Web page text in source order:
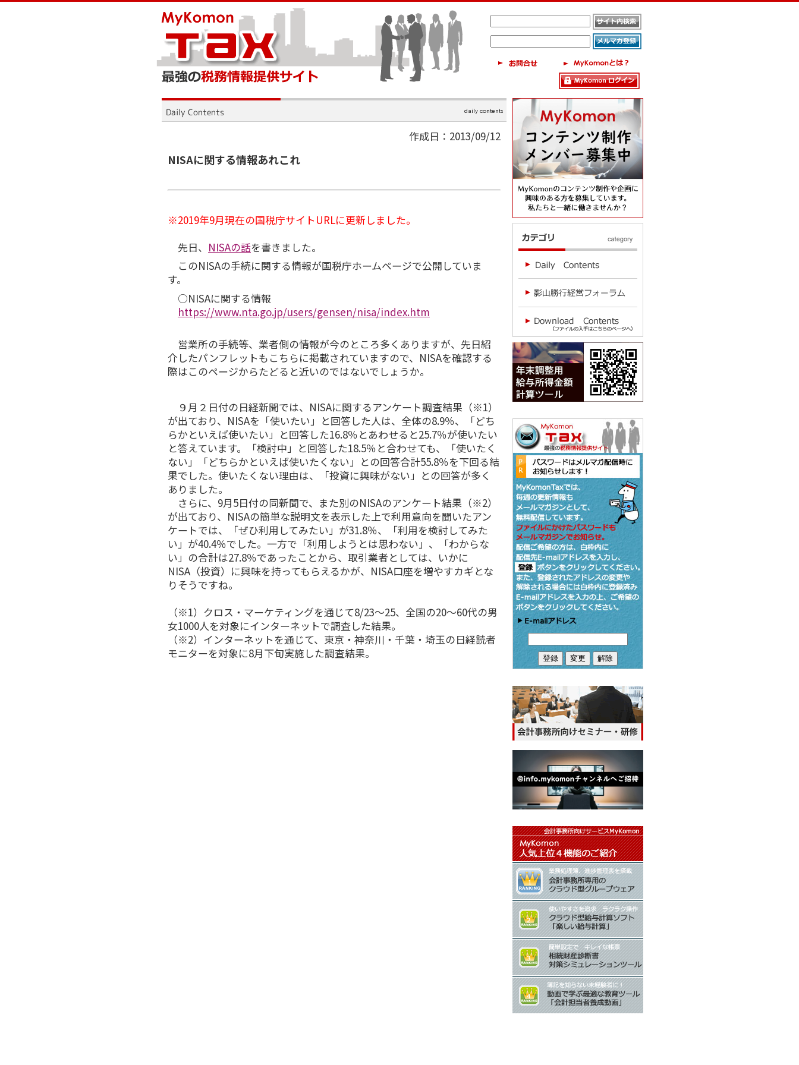
作成日：2013/09/12
NISAに関する情報あれこれ
※2019年9月現在の国税庁サイトURLに更新しました。
先日、 NISAの話を書きました。
このNISAの手続に関する情報が国税庁ホームページで公開していま
す。
○NISAに関する情報
https://www.nta.go.jp/users/gensen/nisa/index.htm
営業所の手続等、業者側の情報が今のところ多くありますが、先日紹
介したパンフレットもこちらに掲載されていますので、NISAを確認する
際はこのページからたどると近いのではないでしょうか。
９月２日付の日経新聞では、NISAに関するアンケート調査結果（※1）
が出ており、NISAを「使いたい」と回答した人は、全体の8.9％、「どち
らかといえば使いたい」と回答した16.8％とあわせると25.7％が使いたい
と答えています。「検討中」と回答した18.5％と合わせても、「使いたく
ない」「どちらかといえば使いたくない」との回答合計55.8％を下回る結
果でした。使いたくない理由は、「投資に興味がない」との回答が多く
ありました。
さらに、9月5日付の同新聞で、また別のNISAのアンケート結果（※2）
が出ており、NISAの簡単な説明文を表示した上で利用意向を聞いたアン
ケートでは、「ぜひ利用してみたい」が31.8％、「利用を検討してみた
い」が40.4％でした。一方で「利用しようとは思わない」、「わからな
い」の合計は27.8％であったことから、取引業者としては、いかに
NISA（投資）に興味を持ってもらえるかが、NISA口座を増やすカギとな
りそうですね。
（※1）クロス・マーケティングを通じて8/23～25、全国の20～60代の男
女1000人を対象にインターネットで調査した結果。
（※2）インターネットを通じて、東京・神奈川・千葉・埼玉の日経読者
モニターを対象に8月下旬実施した調査結果。